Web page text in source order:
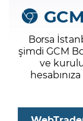
Borsa
şimdi GCM
ve